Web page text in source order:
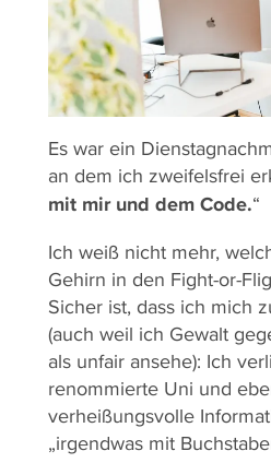
Es war ein
an dem ich zweifelsfrei
mit mir und dem Code.“
Ich weiß nicht mehr,
Gehirn in den Fight-or-
Sicher ist, dass ich mich
(auch weil ich Gewalt
als unfair ansehe): Ich
renommierte Uni und
verheißungsvolle
„irgendwas mit